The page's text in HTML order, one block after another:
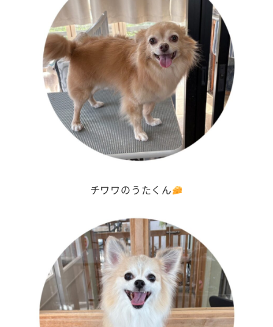
チワワのうたくん